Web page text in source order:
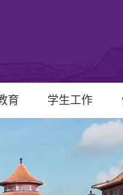
育 学生工作